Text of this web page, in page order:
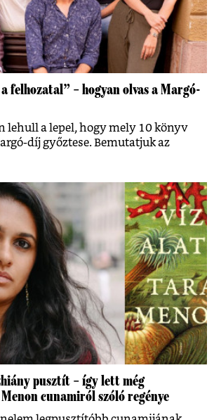
felhozatal” – hogyan olvas a Margó-
lehull a lepel, hogy mely 10 könyv
díj győztese. Bemutatjuk az
pusztít – így lett még
cunamiról szóló regénye